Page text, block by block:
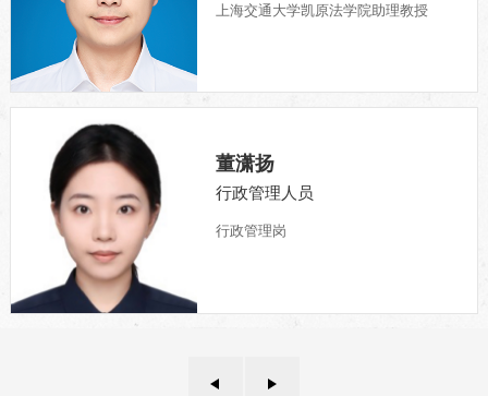
上海交通大学凯原法学院助理教授
董潇扬
行政管理人员
行政管理岗